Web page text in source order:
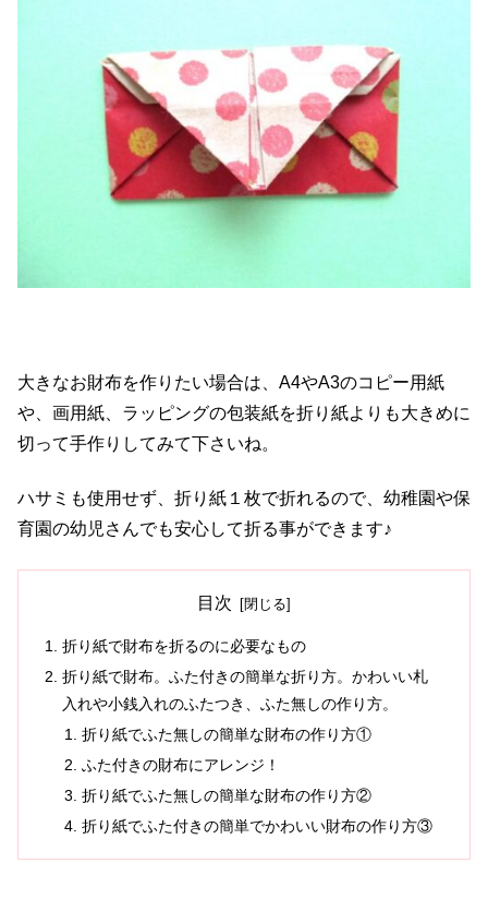
大きなお財布を作りたい場合は、A4やA3のコピー用紙
や、画用紙、ラッピングの包装紙を折り紙よりも大きめに
切って手作りしてみて下さいね。
ハサミも使用せず、折り紙１枚で折れるので、幼稚園や保
育園の幼児さんでも安心して折る事ができます♪
目次
折り紙で財布を折るのに必要なもの
折り紙で財布。ふた付きの簡単な折り方。かわいい札
入れや小銭入れのふたつき、ふた無しの作り方。
折り紙でふた無しの簡単な財布の作り方①
ふた付きの財布にアレンジ！
折り紙でふた無しの簡単な財布の作り方②
折り紙でふた付きの簡単でかわいい財布の作り方③